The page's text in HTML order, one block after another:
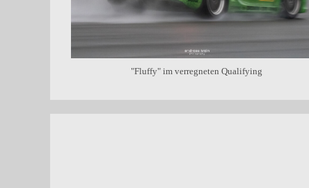
"Fluffy" im verregneten Qualifying